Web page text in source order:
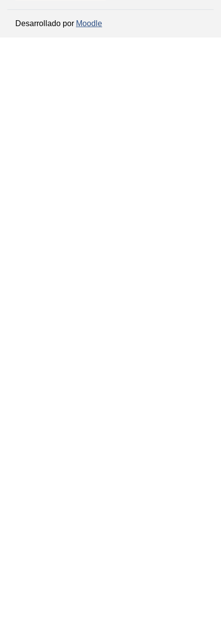
Desarrollado por Moodle